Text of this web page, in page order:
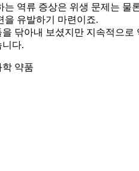
역류 증상은 위생 문제는 물
을 유발하기 마련이죠.
닦아내 보셨지만 지속적으로
다.
약품